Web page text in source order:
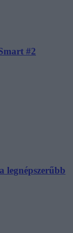
#2
legnépszerűbb